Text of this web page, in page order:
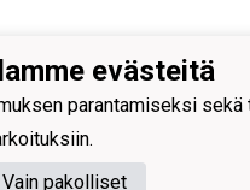
evästeitä
parantamiseksi sekä
Vain pakolliset